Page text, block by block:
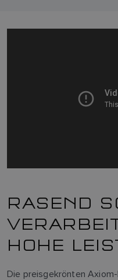
RASEND
HOHE
Die preisgekrönten